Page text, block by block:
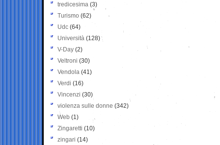
tredicesima (3)
Turismo (62)
Udc (64)
Università (128)
V-Day (2)
Veltroni (30)
Vendola (41)
Verdi (16)
Vincenzi (30)
violenza sulle donne (342)
Web (1)
Zingaretti (10)
zingari (14)